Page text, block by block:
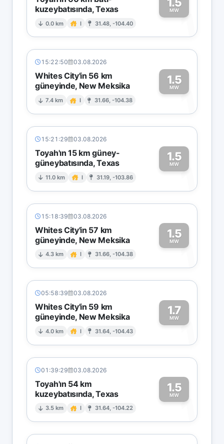
kuzeybatısında, Texas
0.0 km I 31.48, -104.40
MW1
15:22:50 03.08.2026
Whites City'in 56 km
güneyinde, New Meksika
7.4 km I 31.66, -104.38
1.5
MW1
15:21:29 03.08.2026
Toyah'ın 15 km güney-
güneybatısında, Texas
11.0 km I 31.19, -103.86
1.5
MW1
15:18:39 03.08.2026
Whites City'in 57 km
güneyinde, New Meksika
4.3 km I 31.66, -104.38
1.5
MW1
05:58:39 03.08.2026
Whites City'in 59 km
güneyinde, New Meksika
4.0 km I 31.64, -104.43
1.7
MW1
01:39:29 03.08.2026
Toyah'ın 54 km
kuzeybatısında, Texas
3.5 km I 31.64, -104.22
1.5
MW1